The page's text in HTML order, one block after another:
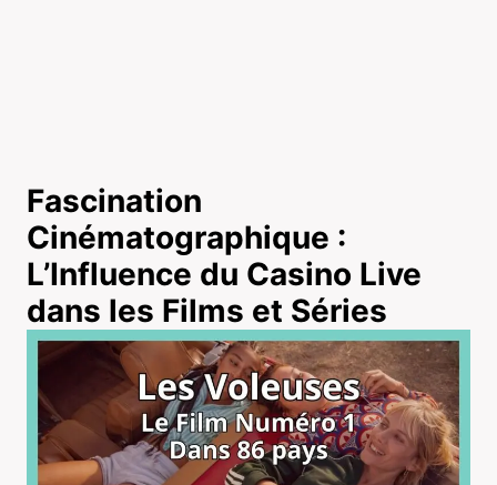
Fascination
Cinématographique :
L’Influence du Casino Live
dans les Films et Séries